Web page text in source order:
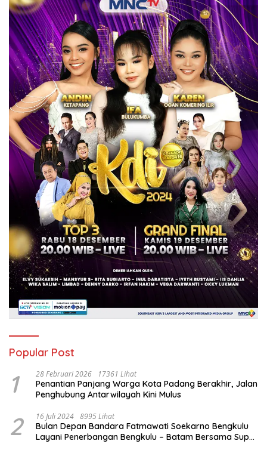
Popular Post
1 28 Februari 2026 17361 Lihat
Penantian Panjang Warga Kota Padang Berakhir, Jalan
Penghubung Antarwilayah Kini Mulus
2 16 Juli 2024 8995 Lihat
Bulan Depan Bandara Fatmawati Soekarno Bengkulu
Layani Penerbangan Bengkulu – Batam Bersama Super